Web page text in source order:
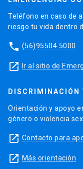
Teléfono en caso de
riesgo tu vida dentro
phone (56)95504 5000
launch Ir al sitio de
DISCRIMINACIÓN
Orientación y apoyo
género o violencia
launch Contacto para
launch Más orientación